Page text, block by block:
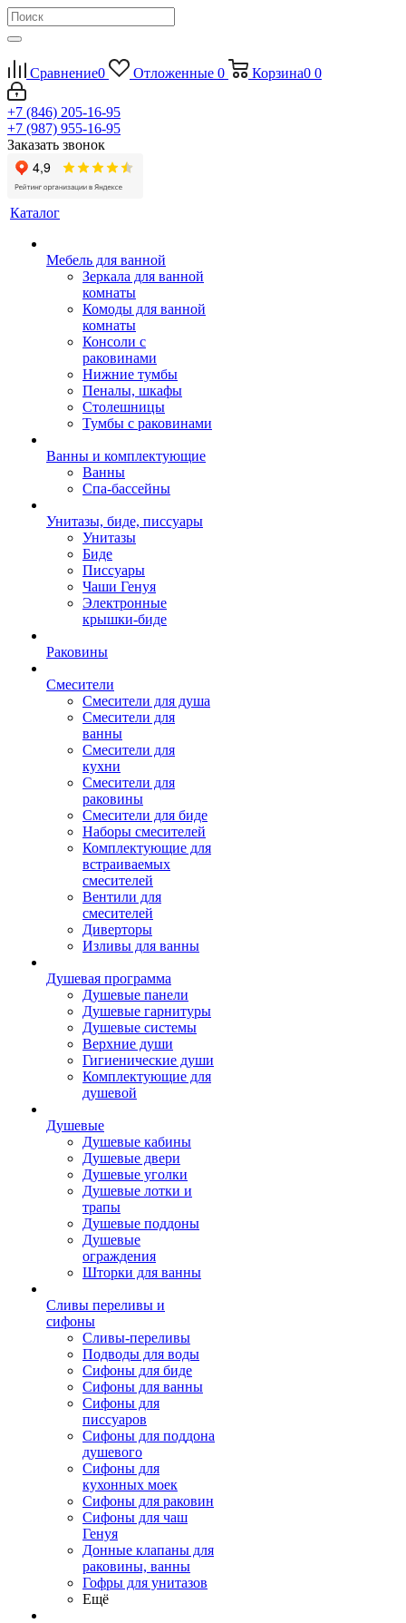
Сравнение0 Отложенные 0 Корзина0 0
+7 (846) 205-16-95
+7 (987) 955-16-95
Заказать звонок
Каталог
Мебель для ванной
Зеркала для ванной
комнаты
Комоды для ванной
комнаты
Консоли с
раковинами
Нижние тумбы
Пеналы, шкафы
Столешницы
Тумбы с раковинами
Ванны и комплектующие
Ванны
Спа-бассейны
Унитазы, биде, писсуары
Унитазы
Биде
Писсуары
Чаши Генуя
Электронные
крышки-биде
Раковины
Смесители
Смесители для душа
Смесители для
ванны
Смесители для
кухни
Смесители для
раковины
Смесители для биде
Наборы смесителей
Комплектующие для
встраиваемых
смесителей
Вентили для
смесителей
Диверторы
Изливы для ванны
Душевая программа
Душевые панели
Душевые гарнитуры
Душевые системы
Верхние души
Гигиенические души
Комплектующие для
душевой
Душевые
Душевые кабины
Душевые двери
Душевые уголки
Душевые лотки и
трапы
Душевые поддоны
Душевые
ограждения
Шторки для ванны
Сливы переливы и
сифоны
Сливы-переливы
Подводы для воды
Сифоны для биде
Сифоны для ванны
Сифоны для
писсуаров
Сифоны для поддона
душевого
Сифоны для
кухонных моек
Сифоны для раковин
Сифоны для чаш
Генуя
Донные клапаны для
раковины, ванны
Гофры для унитазов
Ещё